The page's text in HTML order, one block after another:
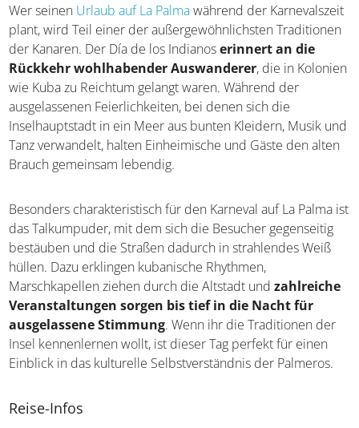
Wer seinen Urlaub auf La Palmawährend der Karnevalszeit
plant, wird Teil einer der außergewöhnlichsten Traditionen
der Kanaren. Der Día de los Indianoserinnert an die
Rückkehr wohlhabender Auswanderer, die in Kolonien
wie Kuba zu Reichtum gelangt waren. Während der
ausgelassenen Feierlichkeiten, bei denen sich die
Inselhauptstadt in ein Meer aus bunten Kleidern, Musik und
Tanz verwandelt, halten Einheimische und Gäste den alten
Brauch gemeinsam lebendig.
Besonders charakteristisch für den Karneval auf La Palma ist
das Talkumpuder, mit dem sich die Besucher gegenseitig
bestäuben und die Straßen dadurch in strahlendes Weiß
hüllen. Dazu erklingen kubanische Rhythmen,
Marschkapellen ziehen durch die Altstadt undzahlreiche
Veranstaltungen sorgen bis tief in die Nacht für
ausgelassene Stimmung. Wenn ihr die Traditionen der
Insel kennenlernen wollt, ist dieser Tag perfekt für einen
Einblick in das kulturelle Selbstverständnis der Palmeros.
Reise-Infos